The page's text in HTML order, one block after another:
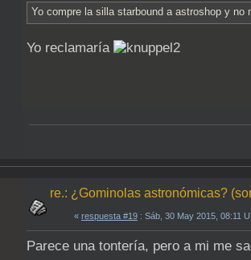
Yo compre la silla starbound a astroshop y
Yo reclamaría
re.: ¿Gominolas astronómicas?
« respuesta #19 : Sáb, 30 May 2015, 08:11
Parece una tontería, pero a mi me